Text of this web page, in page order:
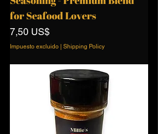
for Seafood Lovers
Precio
7,50 US$
Impuesto excluido Shipping Policy